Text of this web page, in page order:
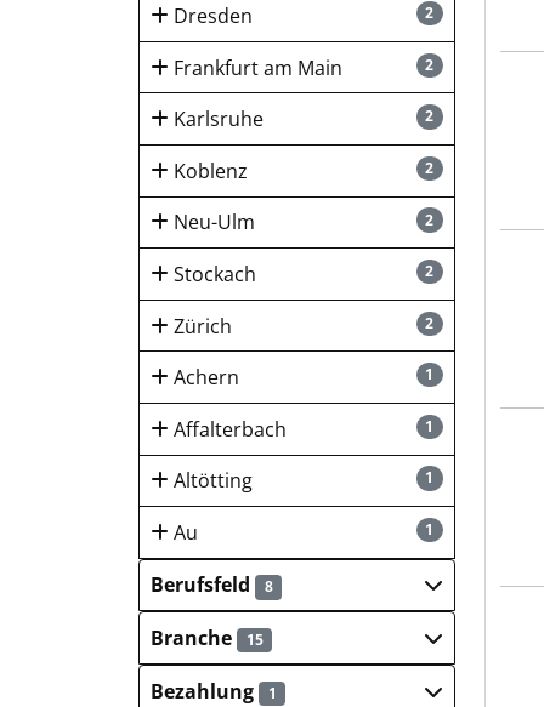
2
Dresden
2
Frankfurt am Main
2
Karlsruhe
2
Koblenz
2
Neu-Ulm
2
Stockach
2
Zürich
1
Achern
1
Affalterbach
1
Altötting
1
Au
Berufsfeld
8
Branche 15
Bezahlung 1